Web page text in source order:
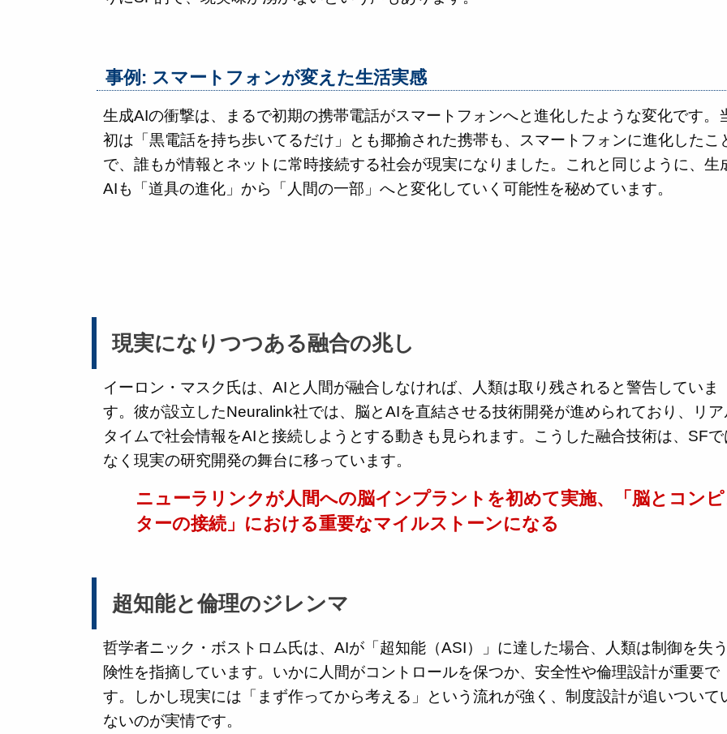
事例: スマートフォンが変えた生活実感
生成AIの衝撃は、まるで初期の携帯電話がスマートフォンへと進化したような変化です。
初は「黒電話を持ち歩いてるだけ」とも揶揄された携帯も、スマートフォンに進化したこ
で、誰もが情報とネットに常時接続する社会が現実になりました。これと同じように、生
AIも「道具の進化」から「人間の一部」へと変化していく可能性を秘めています。
現実になりつつある融合の兆し
イーロン・マスク氏は、AIと人間が融合しなければ、人類は取り残されると警告していま
す。彼が設立したNeuralink社では、脳とAIを直結させる技術開発が進められており、リア
タイムで社会情報をAIと接続しようとする動きも見られます。こうした融合技術は、SFで
なく現実の研究開発の舞台に移っています。
ニューラリンクが人間への脳インプラントを初めて実施、「脳とコン
ターの接続」における重要なマイルストーンになる
超知能と倫理のジレンマ
哲学者ニック・ボストロム氏は、AIが「超知能（ASI）」に達した場合、人類は制御を失
険性を指摘しています。いかに人間がコントロールを保つか、安全性や倫理設計が重要で
す。しかし現実には「まず作ってから考える」という流れが強く、制度設計が追いついて
ないのが実情です。